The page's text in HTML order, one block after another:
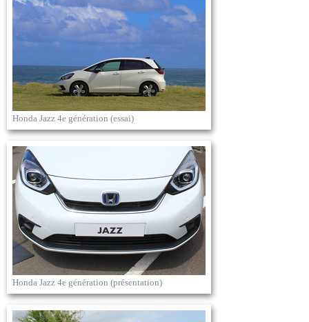
Honda Jazz 4e génération (essai)
Honda Jazz 4e génération (présentation)